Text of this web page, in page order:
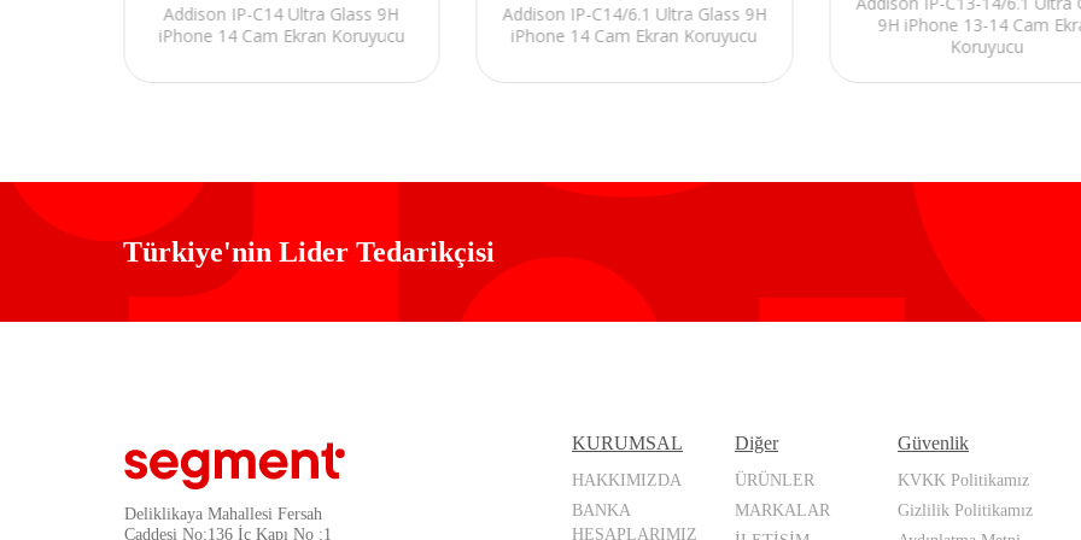
Addison IP-C14 Ultra Glass 9H
iPhone 14 Cam Ekran Koruyucu
Addison IP-C14/6.1 Ultra Glass 9H
iPhone 14 Cam Ekran Koruyucu
9H iPhone 13-14 Cam
Koruyucu
Türkiye'nin Lider Tedarikçisi
Deliklikaya Mahallesi Fersah
Caddesi No:136 İç Kapı No :1
KURUMSAL
HAKKIMIZDA
BANKA
HESAPLARIMIZ
Diğer
ÜRÜNLER
MARKALAR
Güvenlik
KVKK Politikamız
Gizlilik Politikamız